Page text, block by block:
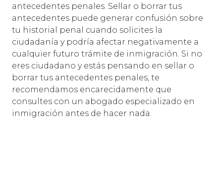
antecedentes penales. Sellar o borrar tus
antecedentes puede generar confusión sobre
tu historial penal cuando solicites la
ciudadanía y podría afectar negativamente a
cualquier futuro trámite de inmigración. Si no
eres ciudadano y estás pensando en sellar o
borrar tus antecedentes penales, te
recomendamos encarecidamente que
consultes con un abogado especializado en
inmigración antes de hacer nada.